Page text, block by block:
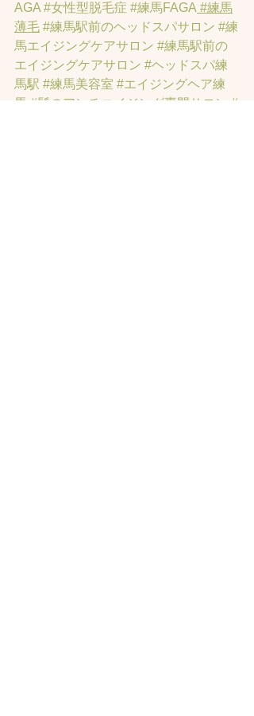
AGA #女性型脱毛症 #練馬FAGA #練馬
薄毛 #練馬駅前のヘッドスパサロン #練
馬エイジングケアサロン #練馬駅前の
エイジングケアサロン #ヘッドスパ練
馬駅 #練馬美容室 #エイジングヘア練
馬 #髪のアンチエイジング専門サロン
#